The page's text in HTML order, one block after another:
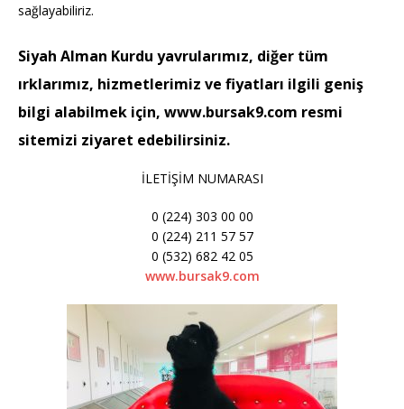
sağlayabiliriz.
Siyah Alman Kurdu yavrularımız, diğer tüm
ırklarımız, hizmetlerimiz ve fiyatları ilgili geniş
bilgi alabilmek için, www.bursak9.com resmi
sitemizi ziyaret edebilirsiniz.
İLETİŞİM NUMARASI
0 (224) 303 00 00
0 (224) 211 57 57
0 (532) 682 42 05
www.bursak9.com